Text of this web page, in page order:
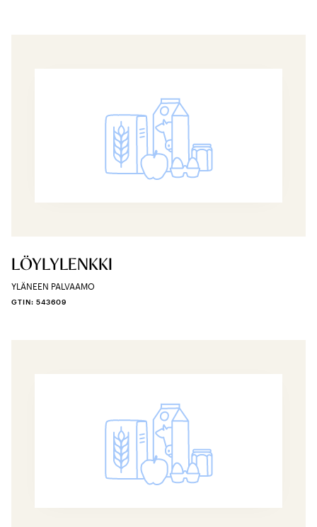
LÖYLYLENKKI
YLÄNEEN PALVAAMO
GTIN: 543609